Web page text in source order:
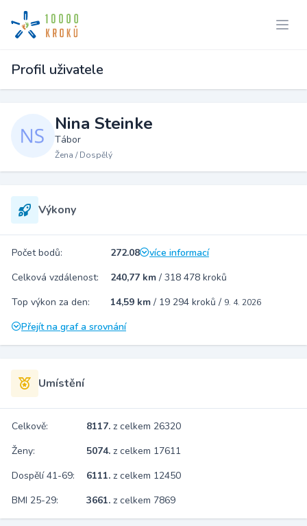
Profil uživatele
Nina Steinke
Tábor
Žena / Dospělý
Výkony
Počet bodů: 272.08
více informací
Celková vzdálenost:
240,77 km / 318 478 kroků
Top výkon za den:
14,59 km / 19 294 kroků / 9. 4. 2026
Přejít na graf a srovnání
Umístění
Celkově: 8117. z celkem 26320
Ženy:
5074. z celkem 17611
Dospělí 41-69:
6111. z celkem 12450
BMI 25-29:
3661. z celkem 7869